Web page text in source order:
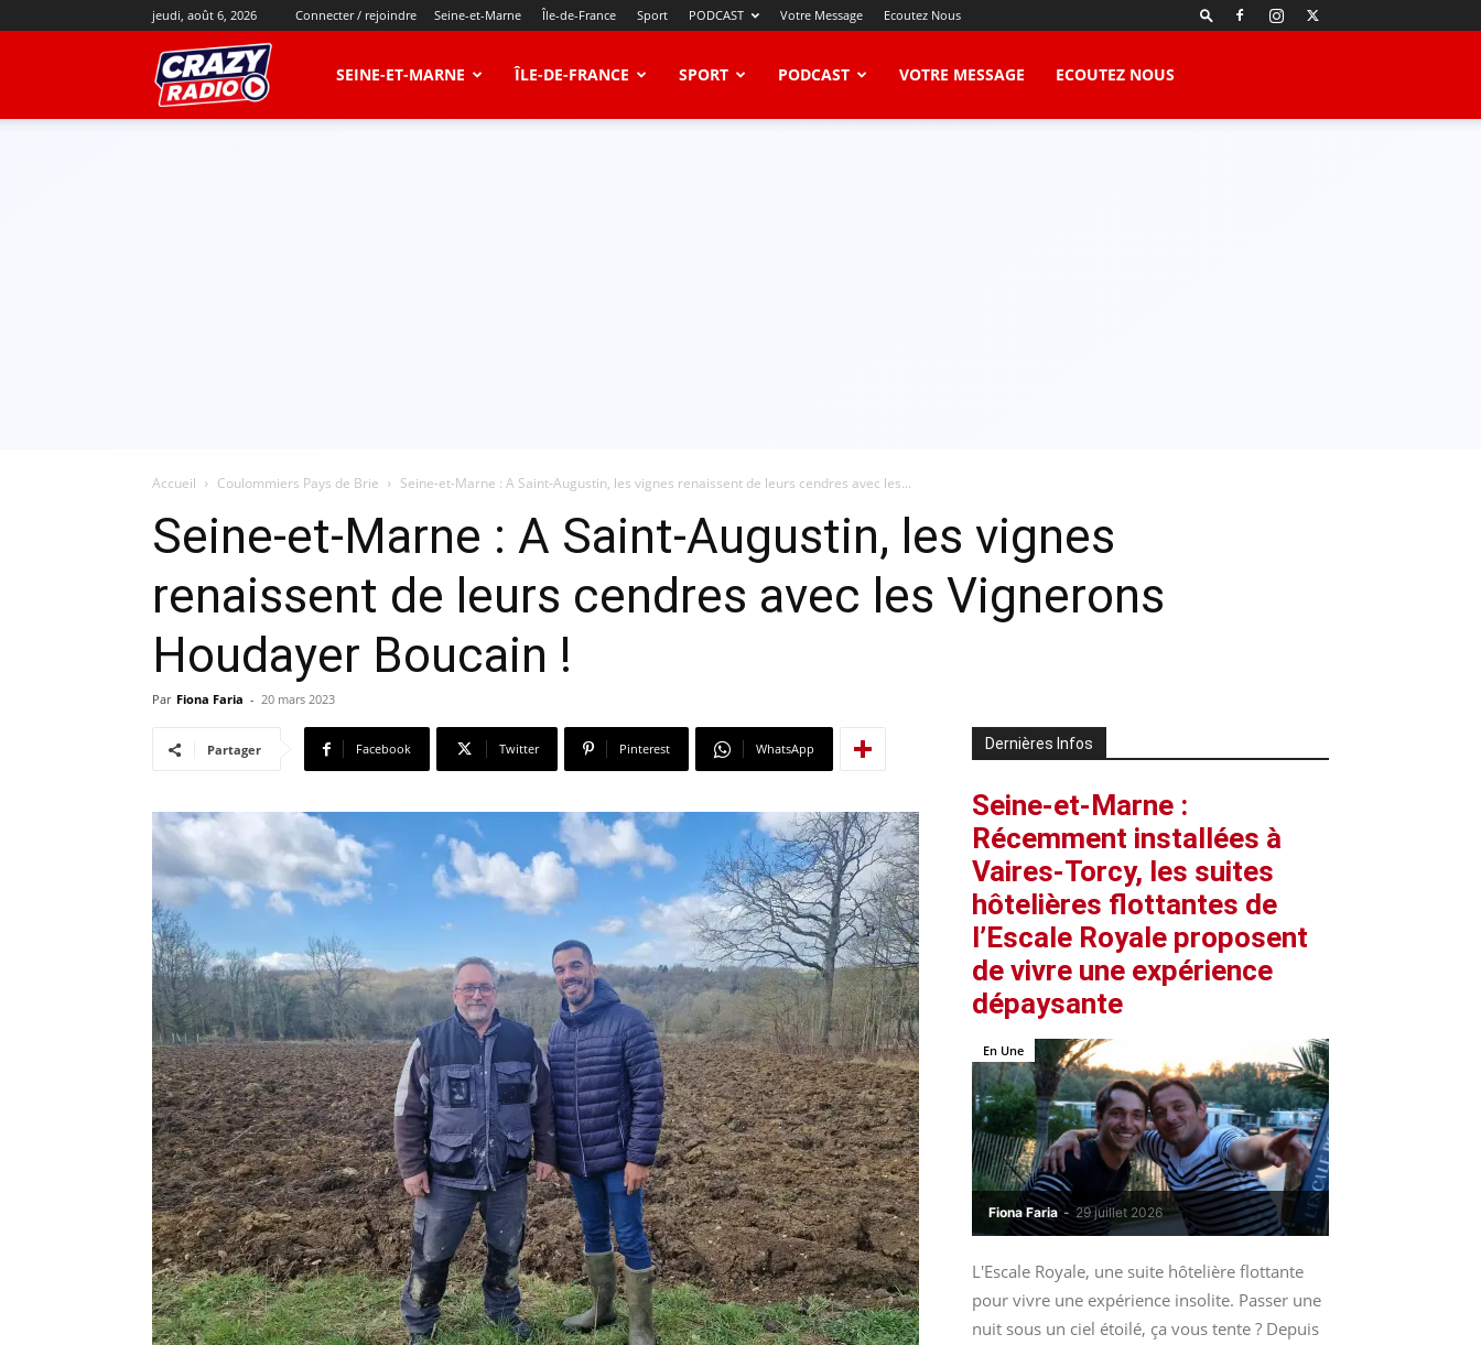
jeudi, août 6, 2026 Connecter / rejoindre Seine-et-Marne Île-de-France Sport PODCAST Votre Message Ecoutez Nous
SEINE-ET-MARNE ÎLE-DE-FRANCE SPORT PODCAST VOTRE MESSAGE ECOUTEZ NOUS
Accueil Coulommiers Pays de Brie Seine-et-Marne : A Saint-Augustin, les vignes renaissent de leurs cendres avec les...
Seine-et-Marne : A Saint-Augustin, les vignes
renaissent de leurs cendres avec les Vignerons
Houdayer Boucain !
Par Fiona Faria - 20 mars 2023
Partager Facebook Twitter Pinterest WhatsApp Dernières Infos
Seine-et-Marne :
Récemment installées à
Vaires-Torcy, les suites
hôtelières flottantes de
l’Escale Royale proposent
de vivre une expérience
dépaysante
Fiona Faria - 29 juillet 2026
En Une
L'Escale Royale, une suite hôtelière flottante
pour vivre une expérience insolite. Passer une
nuit sous un ciel étoilé, ça vous tente ? Depuis